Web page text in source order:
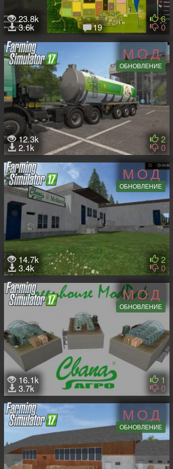
23.8k
3.6k 19
6
0
МОД
ОБНОВЛЕНИЕ
12.3k
2.1k
2
0
МОД
ОБНОВЛЕНИЕ
14.7k
3.4k
2
0
МОД
ОБНОВЛЕНИЕ
16.1k
3.7k
1
0
МОД
ОБНОВЛЕНИЕ